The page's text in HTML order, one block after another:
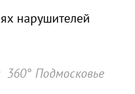
нарушителей
360° Подмосковье